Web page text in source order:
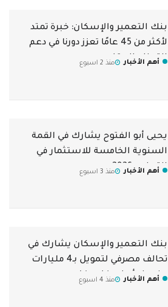
بنك التعمير والإسكان: خبرة تمتد
لأكثر من 45 عامًا تعزز دورنا في دعم
القطاع العقاري
أهم الأخبار منذ 2 اسبوع
يحيى أبو الفتوح يشارك في القمة
السنوية الخامسة للاستثمار في
التعليم 2026
أهم الأخبار منذ 3 اسبوع
بنك التعمير والإسكان يشارك في
تحالف مصرفي لتمويل بـ4 مليارات
جنيه لـ«أورا ديفلوبرز إيجيبت»
أهم الأخبار منذ 4 اسبوع